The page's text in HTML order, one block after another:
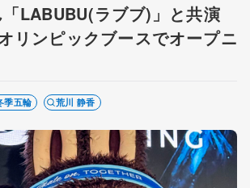
LABUBU(ラブブ)」と共演
リンピックブースでオープニ
季五輪 荒川 静香